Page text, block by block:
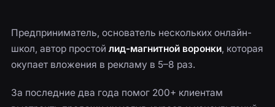
Предприниматель, основатель нескольких онлайн-
школ, автор простой лид-магнитной воронки, которая
окупает вложения в рекламу в 5–8 раз.
За последние два года помог 200+ клиентам